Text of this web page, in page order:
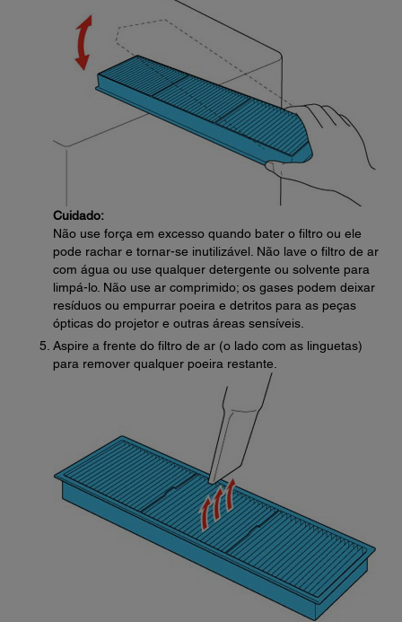
Cuidado:
Não use força em excesso quando bater o filtro ou ele
pode rachar e tornar-se inutilizável. Não lave o filtro de ar
com água ou use qualquer detergente ou solvente para
limpá-lo. Não use ar comprimido; os gases podem deixar
resíduos ou empurrar poeira e detritos para as peças
ópticas do projetor e outras áreas sensíveis.
Aspire a frente do filtro de ar (o lado com as linguetas)
para remover qualquer poeira restante.